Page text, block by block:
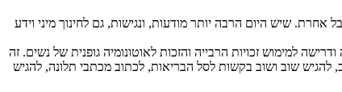
שיש היום הרבה יותר מודעות, ונגישות, גם לחינוך מיני וידע
למימוש זכויות הרבייה והזכות לאוטונומיה גופנית של נשים. זה
להגיש שוב ושוב בקשות לסל הבריאות, לכתוב מכתבי תלונה, להגיש